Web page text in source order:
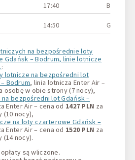
17:40 Bodrum,
14:50 Gdańsk,
na bezpośrednie loty
Gdańsk – Bodrum, linie lotnicze
:
lotnicze na bezpośredni lot
Bodrum, linia lotnicza Enter Air –
osobę w obie strony (7 nocy),
bezpośredni lot Gdańsk –
Enter Air – cena od 1427 PLN za
(10 nocy),
na loty czarterowe Gdańsk –
Enter Air – cena od 1520 PLN za
nocy).
są wliczone.